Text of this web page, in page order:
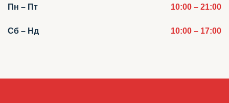
Пн – Пт 10:00 – 21:00
Сб – Нд 10:00 – 17:00